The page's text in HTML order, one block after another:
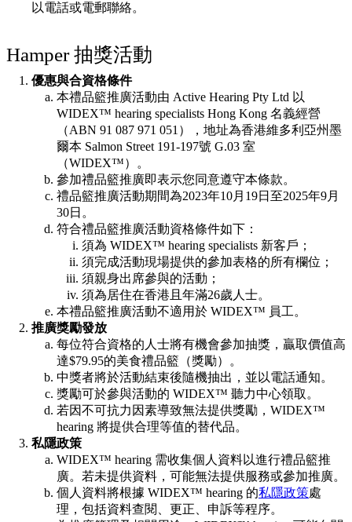
以電話或電郵聯絡。
Hamper 抽獎活動
優惠與合資格條件
本禮品籃推廣活動由 Active Hearing Pty Ltd 以
WIDEX™ hearing specialists Hong Kong 名義經營
（ABN 91 087 971 051），地址為香港維多利亞州墨
爾本 Salmon Street 191-197號 G.03 室
（WIDEX™）。
參加禮品籃推廣即表示您同意遵守本條款。
禮品籃推廣活動期間為2023年10月19日至2025年9月
30日。
符合禮品籃推廣活動資格條件如下：
須為 WIDEX™ hearing specialists 新客戶；
須完成活動現場提供的參加表格的所有欄位；
須親身出席參與的活動；
須為居住在香港且年滿26歲人士。
本禮品籃推廣活動不適用於 WIDEX™ 員工。
推廣獎勵發放
每位符合資格的人士將有機會參加抽獎，贏取價值高
達$79.95的美食禮品籃（獎勵）。
中獎者將於活動結束後隨機抽出，並以電話通知。
獎勵可於參與活動的 WIDEX™ 聽力中心領取。
若因不可抗力因素導致無法提供獎勵，WIDEX™
hearing 將提供合理等值的替代品。
私隱政策
WIDEX™ hearing 需收集個人資料以進行禮品籃推
廣。若未提供資料，可能無法提供服務或參加推廣。
個人資料將根據 WIDEX™ hearing 的私隱政策處
理，包括資料查閱、更正、申訴等程序。